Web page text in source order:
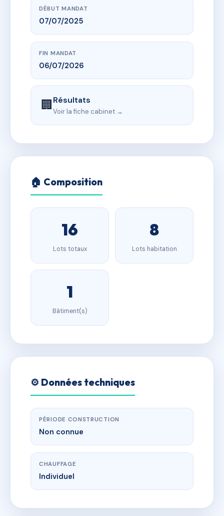
DÉBUT MANDAT
07/07/2025
FIN MANDAT
06/07/2026
🏢Résultats
Voir la fiche cabinet →
🏠 Composition
16
Lots totaux
8
Lots habitation
1
Bâtiment(s)
⚙️ Données techniques
PÉRIODE CONSTRUCTION
Non connue
CHAUFFAGE
Individuel